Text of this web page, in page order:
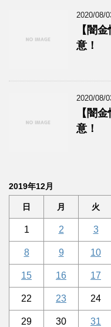
2020/08/
【闇
意！
2020/08/
【闇
意！
2019年12月
日 月 火
1 2 3
8 9 10
15 16 17
22 23 24
29 30
31